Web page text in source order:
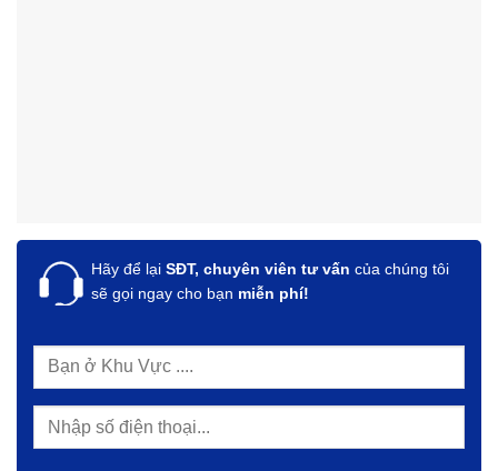
Hãy để lại SĐT, chuyên viên tư vấn của chúng tôi
sẽ gọi ngay cho bạn miễn phí!